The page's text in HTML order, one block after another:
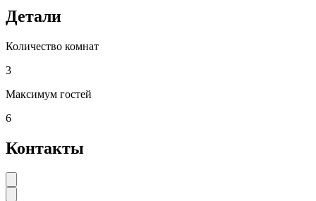
Детали
Количество комнат
3
Максимум гостей
6
Контакты